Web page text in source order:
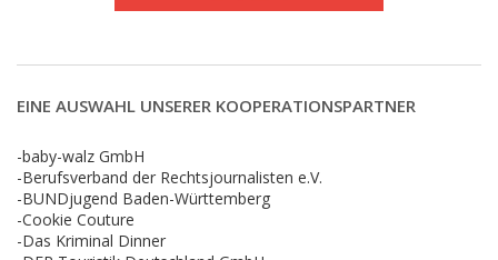
EINE AUSWAHL UNSERER KOOPERATIONSPARTNER
-baby-walz GmbH
-Berufsverband der Rechtsjournalisten e.V.
-BUNDjugend Baden-Württemberg
-Cookie Couture
-Das Kriminal Dinner